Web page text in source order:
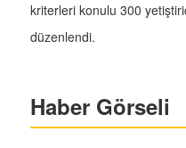
kriterleri konulu 300
düzenlendi.
Haber Görseli